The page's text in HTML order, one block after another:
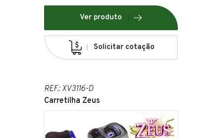
Ver produto
Solicitar cotação
REF.: XV3116-D
Carretilha Zeus